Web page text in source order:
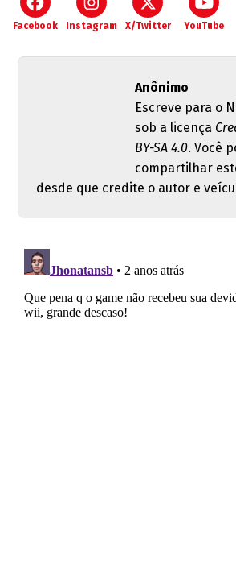
Facebook Instagram X/Twitter YouTube
Anônimo
Escreve para o
sob a licença
BY-SA 4.0. Você
compartilhar
desde que credite o autor e